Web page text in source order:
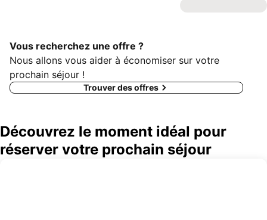
Vous recherchez une offre ?
Nous allons vous aider à économiser sur votre
prochain séjour !
Trouver des offres
Découvrez le moment idéal pour
réserver votre prochain séjour